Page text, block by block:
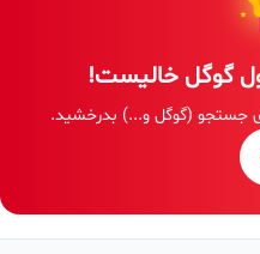
گوگل خالیست!
جستجو (گوگل و...) بدرخشید.